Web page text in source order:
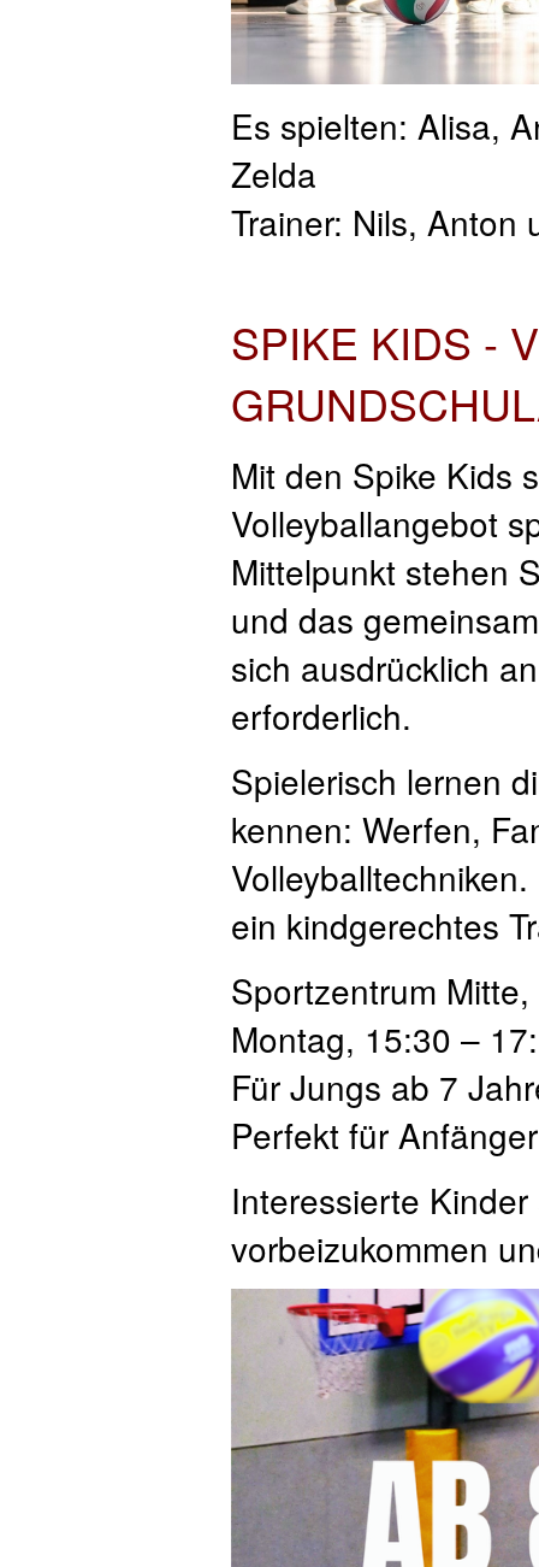
Es spielten: Alisa,
Zelda
Trainer: Nils, Anton
SPIKE KIDS -
Mit den Spike Kids
Volleyballangebot
Mittelpunkt stehen
und das
sich ausdrücklich
erforderlich.
Spielerisch lernen
kennen: Werfen,
ein kindgerechtes
Sportzentrum
Montag, 15:30 –
Für Jungs ab 7
Perfekt für
Interessierte
vorbeizukommen